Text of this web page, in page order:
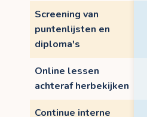
Screening van
puntenlijsten en
diploma's
Online lessen
achteraf herbekijken
Continue interne